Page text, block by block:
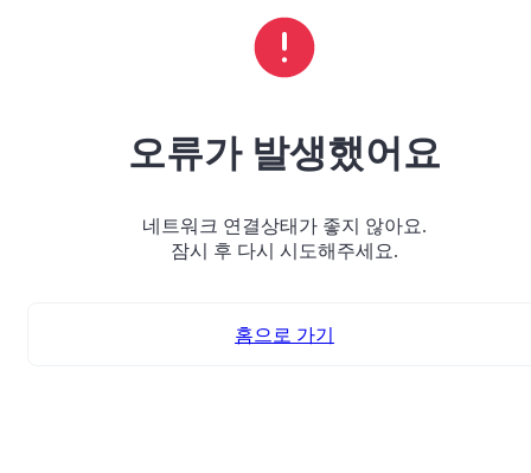
오류가 발생했어요
네트워크 연결상태가 좋지 않아요.
잠시 후 다시 시도해주세요.
홈으로 가기